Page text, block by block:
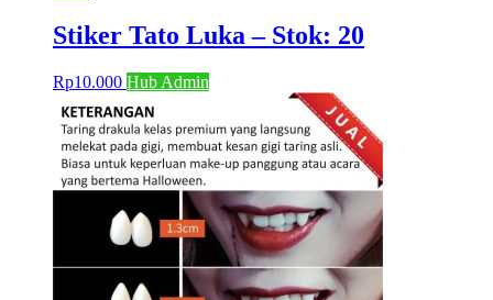
Stiker Tato Luka – Stok: 20
Rp10.000 Hub Admin